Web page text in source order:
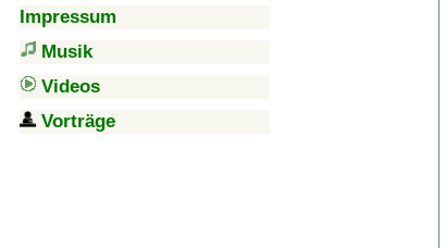
Impressum
Musik
Videos
Vorträge